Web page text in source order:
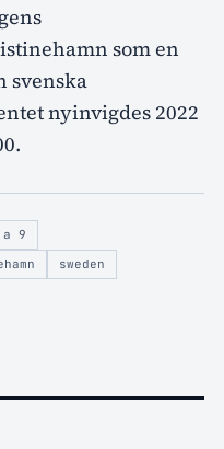
som en
svenska
nyinvigdes 2022
9
sweden